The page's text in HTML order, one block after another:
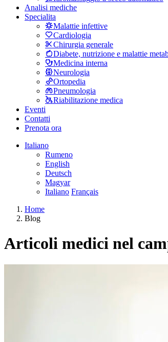
Analisi mediche
Specialita
Malattie infettive
Cardiologia
Chirurgia generale
Diabete, nutrizione e malattie
Medicina interna
Neurologia
Ortopedia
Pneumologia
Riabilitazione medica
Eventi
Contatti
Prenota ora
Italiano
Rumeno
English
Deutsch
Magyar
Italiano Français
Home
Blog
Articoli medici nel